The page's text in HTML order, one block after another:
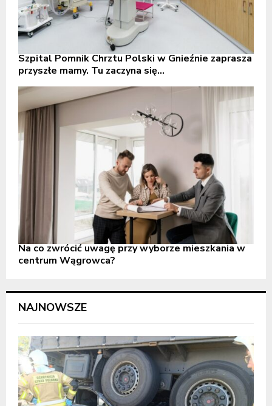
Szpital Pomnik Chrztu Polski w Gnieźnie zaprasza
przyszłe mamy. Tu zaczyna się...
Na co zwrócić uwagę przy wyborze mieszkania w
centrum Wągrowca?
NAJNOWSZE